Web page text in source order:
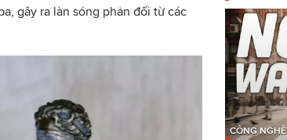
gây ra làn sóng phản đối từ các
CÔNG NGHỆ